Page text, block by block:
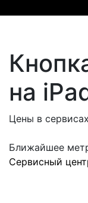
на
Цены в сервисах
Ближайшее
Сервисный